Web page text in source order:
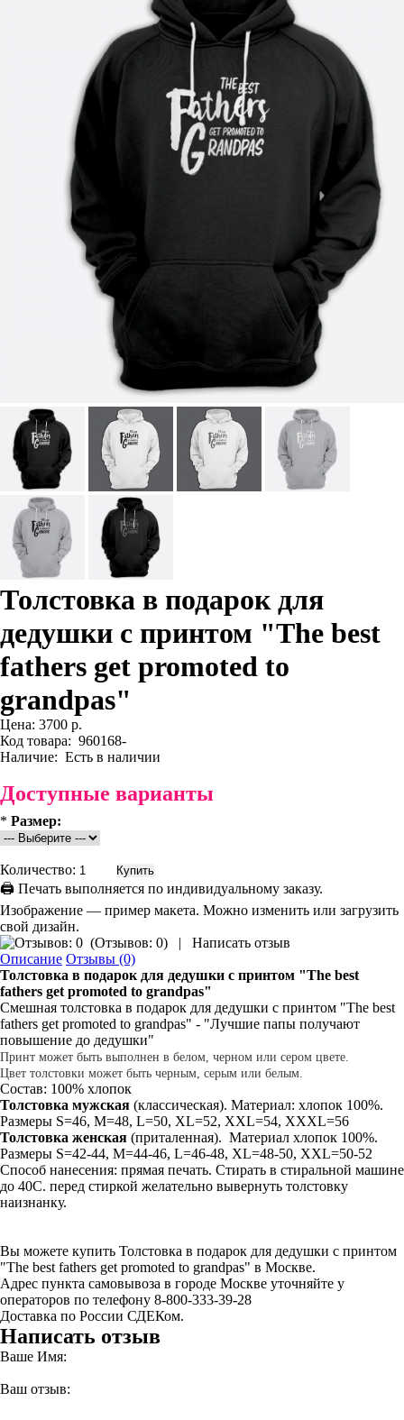
Толстовка в подарок для
дедушки с принтом "The best
fathers get promoted to
grandpas"
Цена: 3700 р.
Код товара: 960168-
Наличие: Есть в наличии
Доступные варианты
* Размер:
Количество:
🖨 Печать выполняется по индивидуальному заказу.
Изображение — пример макета. Можно изменить или загрузить
свой дизайн.
(Отзывов: 0) |
Написать отзыв
Описание Отзывы (0)
Толстовка в подарок для дедушки с принтом "The best
fathers get promoted to grandpas"
Смешная толстовка в подарок для дедушки с принтом "The best
fathers get promoted to grandpas" - "Лучшие папы получают
повышение до дедушки"
Принт может быть выполнен в белом, черном или сером цвете.
Цвет толстовки может быть черным, серым или белым.
Состав: 100% хлопок
Толстовка мужская (классическая). Материал: хлопок 100%.
Размеры S=46, M=48, L=50, XL=52, XXL=54, XXXL=56
Толстовка женская (приталенная). Материал хлопок 100%.
Размеры S=42-44, M=44-46, L=46-48, XL=48-50, XXL=50-52
Способ нанесения: прямая печать. Стирать в стиральной машине
до 40С. перед стиркой желательно вывернуть толстовку
наизнанку.
Вы можете купить Толстовка в подарок для дедушки с принтом
"The best fathers get promoted to grandpas" в Москве.
Адрес пункта самовывоза в городе Москве уточняйте у
операторов по телефону 8-800-333-39-28
Доставка по России СДЕКом.
Написать отзыв
Ваше Имя:
Ваш отзыв: